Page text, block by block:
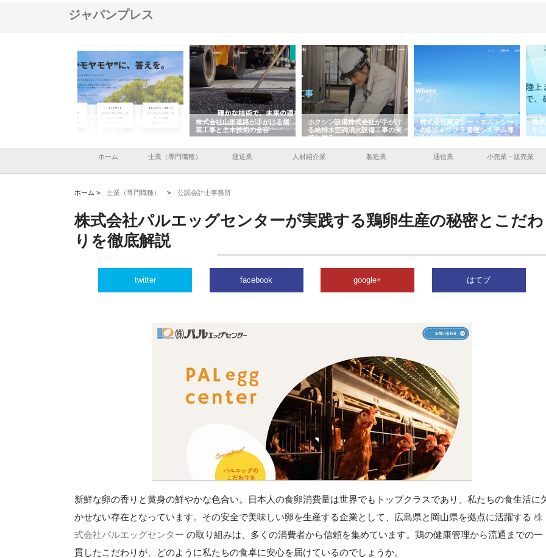
ジャパンプレス
株式会社ＣＳＡの事業内容と強
株式会社山形道路が手がける舗
装工事と土木技術の全容
ホクシン設備株式会社が手がけ
る給排水空調消火設備工事の実
績と強み
株式会社東京シー・エム・シー
のGISインフラ管理システム導
入メリット
株
か
由
ホーム 士業（専門職種） 運送業 人材紹介業 製造業 通信業 小売業・販売業
ホーム > 士業（専門職種） > 公認会計士事務所
株式会社パルエッグセンターが実践する鶏卵生産の秘密とこだわ
りを徹底解説
twitter facebook google+ はてブ
新鮮な卵の香りと黄身の鮮やかな色合い。日本人の食卵消費量は世界でもトップクラスであり、私たちの食生活に
かせない存在となっています。その安全で美味しい卵を生産する企業として、広島県と岡山県を拠点に活躍する 株
式会社パルエッグセンター の取り組みは、多くの消費者から信頼を集めています。鶏の健康管理から流通までの一
貫したこだわりが、どのように私たちの食卓に安心を届けているのでしょうか。